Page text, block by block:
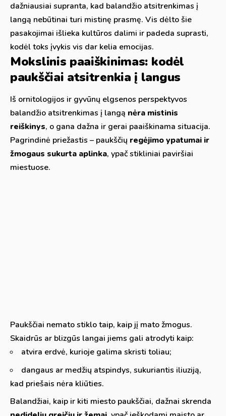
dažniausiai supranta, kad balandžio atsitrenkimas į
langą nebūtinai turi mistinę prasmę. Vis dėlto šie
pasakojimai išlieka kultūros dalimi ir padeda suprasti,
kodėl toks įvykis vis dar kelia emocijas.
Mokslinis paaiškinimas: kodėl
paukščiai atsitrenkia į langus
Iš ornitologijos ir gyvūnų elgsenos perspektyvos
balandžio atsitrenkimas į langą nėra mistinis
reiškinys, o gana dažna ir gerai paaiškinama situacija.
Pagrindinė priežastis – paukščių regėjimo ypatumai ir
žmogaus sukurta aplinka, ypač stikliniai paviršiai
miestuose.
Paukščiai nemato stiklo taip, kaip jį mato žmogus.
Skaidrūs ar blizgūs langai jiems gali atrodyti kaip:
atvira erdvė, kurioje galima skristi toliau;
dangaus ar medžių atspindys, sukuriantis iliuziją,
kad priešais nėra kliūties.
Balandžiai, kaip ir kiti miesto paukščiai, dažnai skrenda